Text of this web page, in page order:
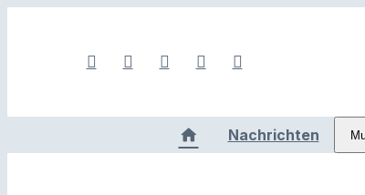
Nachrichten